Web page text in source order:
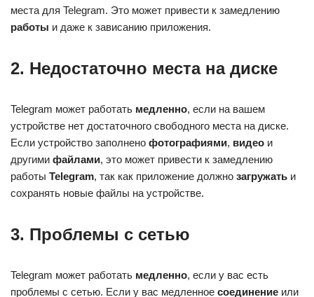
места для Telegram. Это может привести к замедлению
работы и даже к зависанию приложения.
2. Недостаточно места на диске
Telegram может работать медленно, если на вашем
устройстве нет достаточного свободного места на диске.
Если устройство заполнено фотографиями, видео и
другими файлами, это может привести к замедлению
работы Telegram, так как приложение должно загружать и
сохранять новые файлы на устройстве.
3. Проблемы с сетью
Telegram может работать медленно, если у вас есть
проблемы с сетью. Если у вас медленное соединение или